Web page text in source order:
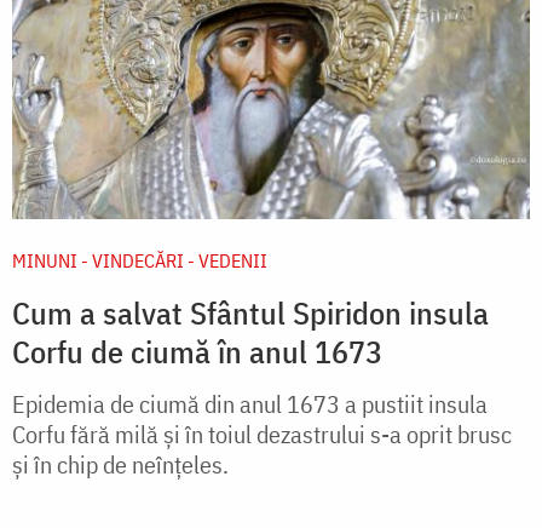
MINUNI - VINDECĂRI - VEDENII
Cum a salvat Sfântul Spiridon insula
Corfu de ciumă în anul 1673
Epidemia de ciumă din anul 1673 a pustiit insula
Corfu fără milă și în toiul dezastrului s-a oprit brusc
și în chip de neînțeles.